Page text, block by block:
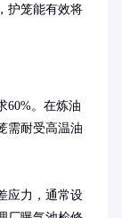
护笼能有效将
60%。在炼油
需耐受高温油
应力，通常设